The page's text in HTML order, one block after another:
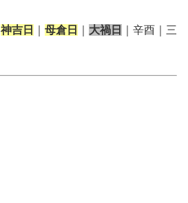
神吉日 母倉日 大禍日
｜辛酉｜三